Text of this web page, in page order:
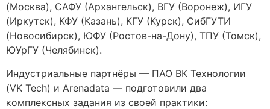
(Москва), САФУ (Архангельск), ВГУ (Воронеж), ИГУ
(Иркутск), КФУ (Казань), КГУ (Курск), СибГУТИ
(Новосибирск), ЮФУ (Ростов-на-Дону), ТПУ (Томск),
ЮУрГУ (Челябинск).
Индустриальные партнёры — ПАО ВК Технологии
(VK Tech) и Arenadata — подготовили два
комплексных задания из своей практики: